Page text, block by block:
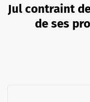
Jul contraint
de ses